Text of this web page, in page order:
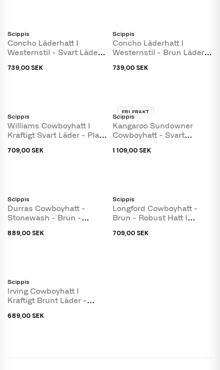
Scippis
Concho Läderhatt I
Westernstil - Svart Läder -
739,00 SEK
Scippis
Concho Läderhatt I
Westernstil - Brun Läder -
739,00 SEK
Scippis
Williams Cowboyhatt I
Kraftigt Svart Läder - Platt
709,00 SEK
Scippis
Kangaroo Sundowner
Cowboyhatt - Svart
1 109,00 SEK
FRI FRAKT
Scippis
Durras Cowboyhatt -
Stonewash - Brun -
889,00 SEK
Scippis
Longford Cowboyhatt -
Brun - Robust Hatt I
709,00 SEK
Scippis
Irving Cowboyhatt I
Kraftigt Brunt Läder -
689,00 SEK